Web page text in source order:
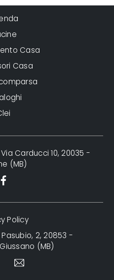
Casa
Casa
Carducci 10, 20035 -
(MB)
Policy
2, 20853 -
(MB)